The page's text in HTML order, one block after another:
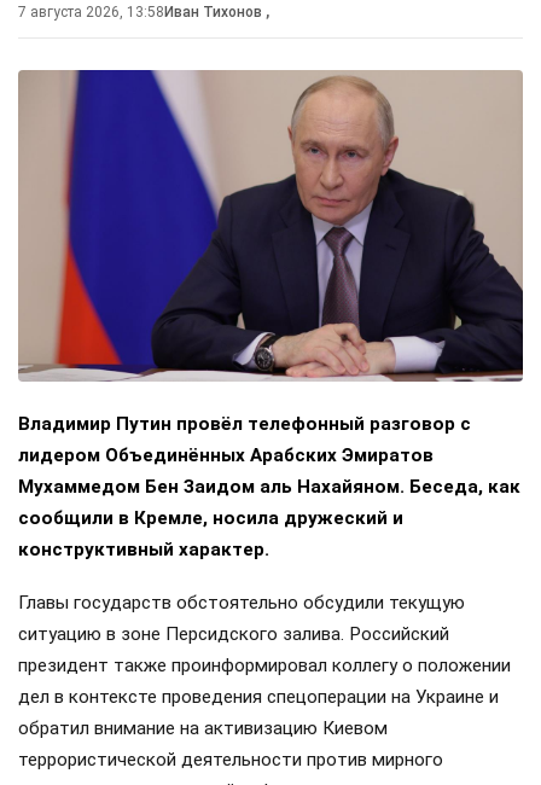
7 августа 2026, 13:58 Иван Тихонов ,
Владимир Путин провёл телефонный разговор с
лидером Объединённых Арабских Эмиратов
Мухаммедом Бен Заидом аль Нахайяном. Беседа, как
сообщили в Кремле, носила дружеский и
конструктивный характер.
Главы государств обстоятельно обсудили текущую
ситуацию в зоне Персидского залива. Российский
президент также проинформировал коллегу о положении
дел в контексте проведения спецоперации на Украине и
обратил внимание на активизацию Киевом
террористической деятельности против мирного